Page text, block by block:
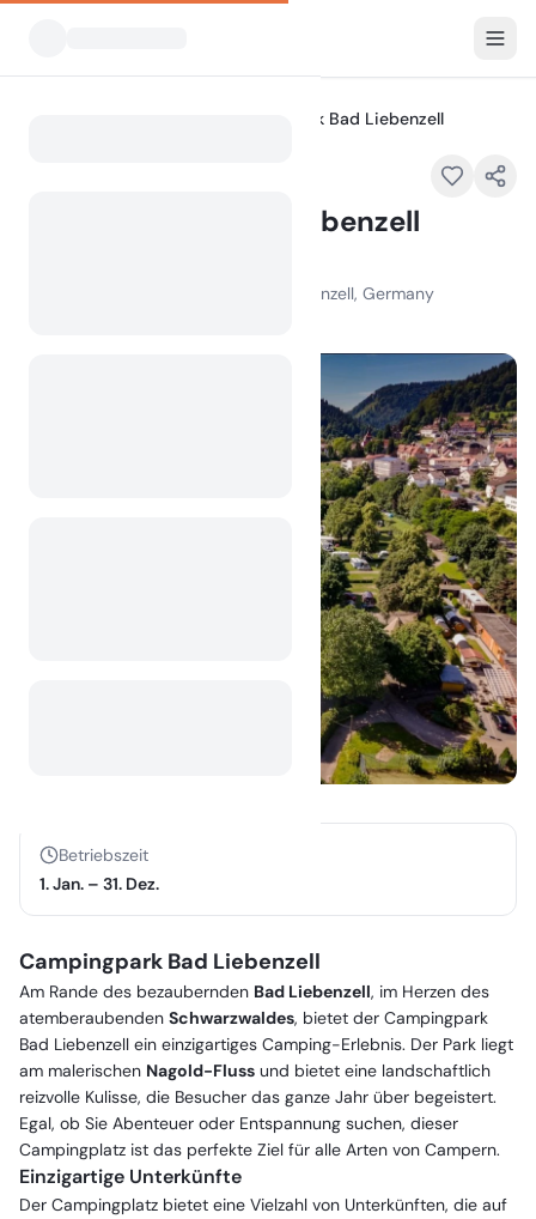
Campingpark Bad Liebenzell
Campingpark Bad Liebenzell
Pforzheimer Str. 34, 75378 Bad Liebenzell, Germany
Betriebszeit
1. Jan. – 31. Dez.
Campingpark Bad Liebenzell
Am Rande des bezaubernden Bad Liebenzell, im Herzen des
atemberaubenden Schwarzwaldes, bietet der Campingpark
Bad Liebenzell ein einzigartiges Camping-Erlebnis. Der Park liegt
am malerischen Nagold-Fluss und bietet eine landschaftlich
reizvolle Kulisse, die Besucher das ganze Jahr über begeistert.
Egal, ob Sie Abenteuer oder Entspannung suchen, dieser
Campingplatz ist das perfekte Ziel für alle Arten von Campern.
Einzigartige Unterkünfte
Der Campingplatz bietet eine Vielzahl von Unterkünften, die auf